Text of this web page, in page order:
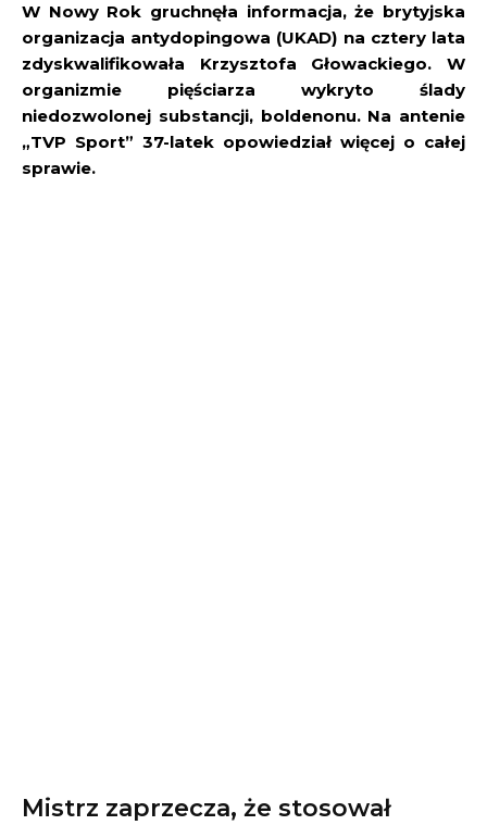
W Nowy Rok gruchnęła informacja, że brytyjska
organizacja antydopingowa (UKAD) na cztery lata
zdyskwalifikowała Krzysztofa Głowackiego. W
organizmie pięściarza wykryto ślady
niedozwolonej substancji, boldenonu. Na antenie
„TVP Sport” 37-latek opowiedział więcej o całej
sprawie.
Mistrz zaprzecza, że stosował